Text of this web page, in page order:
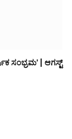
ಸಂಭ್ರಮ’ | ಆಗಸ್ಟ್